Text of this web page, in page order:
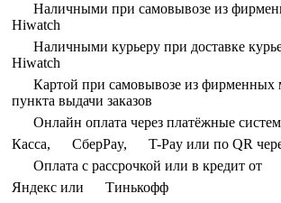
Наличными при самовывозе из
Hiwatch
Наличными курьеру при доставке
Hiwatch
Картой при самовывозе из фирменных
пункта выдачи заказов
Онлайн оплата через платёжные
Касса,
СберPay, T-Pay или по QR
Оплата с рассрочкой или в кредит от
Яндекс или
Тинькофф